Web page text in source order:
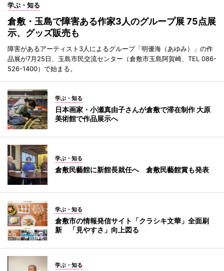
学ぶ・知る
倉敷・玉島で障害ある作家3人のグループ展 75点展
示、グッズ販売も
障害があるアーティスト3人によるグループ「明優海（あゆみ）」の作
品展が7月25日、玉島市民交流センター（倉敷市玉島阿賀崎、TEL 086-
526-1400）で始まる。
学ぶ・知る
日本画家・小瀬真由子さんが倉敷で滞在制作 大原
美術館で作品展示へ
学ぶ・知る
倉敷民藝館に新館長就任へ 倉敷民藝館賞も発表
学ぶ・知る
倉敷市の情報発信サイト「クラシキ文華」全面刷
新 「見やすさ」向上図る
学ぶ・知る